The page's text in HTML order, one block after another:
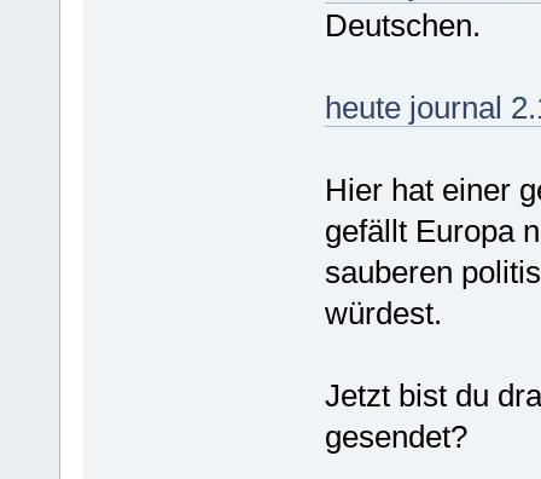
Deutschen.
heute journal
Hier hat einer
gefällt Europa
sauberen
würdest.
Jetzt bist du
gesendet?